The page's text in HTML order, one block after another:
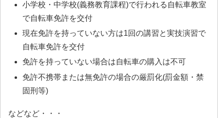
小学校・中学校(義務教育課程)で行われる自転車教室
で自転車免許を交付
現在免許を持っていない方は1回の講習と実技演習で
自転車免許を交付
免許を持っていない場合は自転車の購入は不可
免許不携帯または無免許の場合の厳罰化(罰金額・禁
固刑等)
などなど・・・